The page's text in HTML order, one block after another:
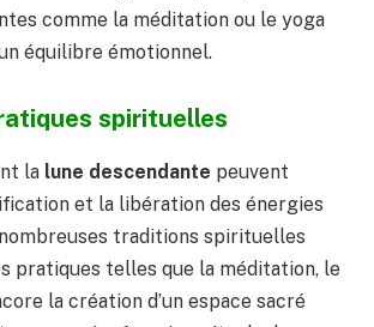
comme la méditation ou le yoga
équilibre émotionnel.
spirituelles
la lune descendante peuvent
et la libération des énergies
traditions spirituelles
pratiques telles que la méditation, le
la création d’un espace sacré